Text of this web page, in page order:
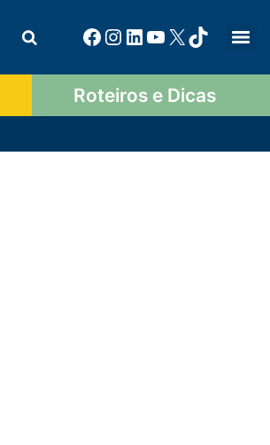
Roteiros e Dicas